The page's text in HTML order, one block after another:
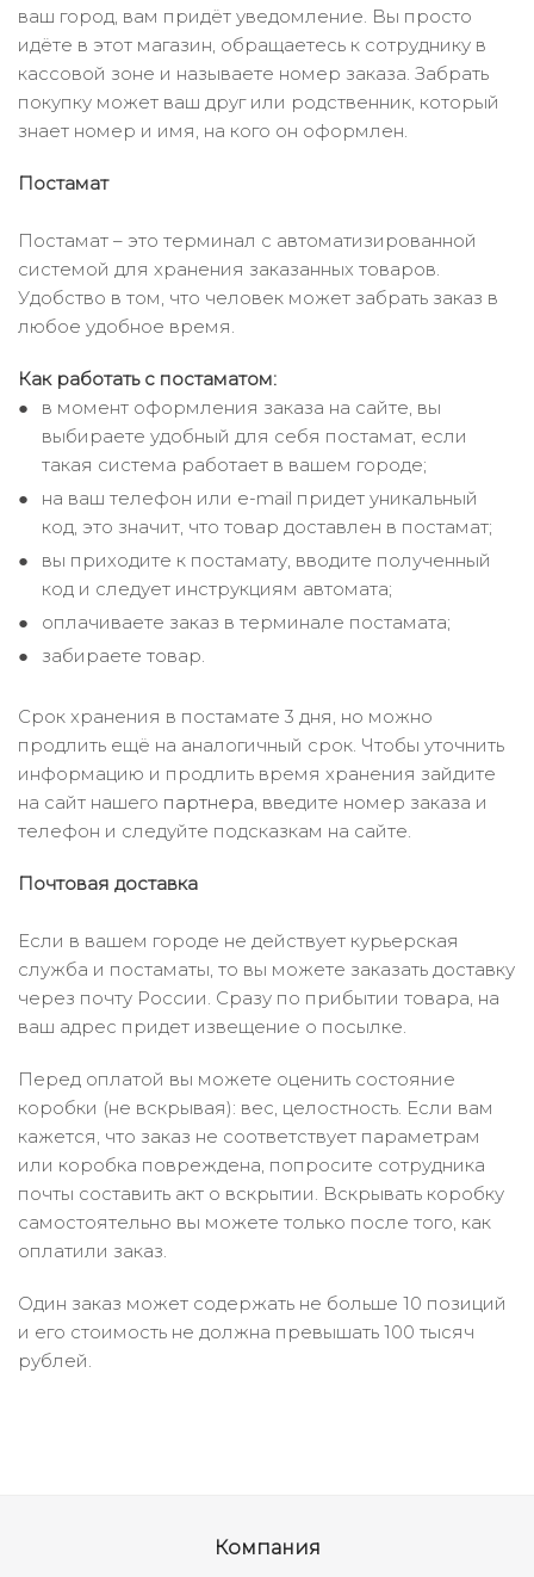
ваш город, вам придёт уведомление. Вы просто
идёте в этот магазин, обращаетесь к сотруднику в
кассовой зоне и называете номер заказа. Забрать
покупку может ваш друг или родственник, который
знает номер и имя, на кого он оформлен.
Постамат
Постамат – это терминал с автоматизированной
системой для хранения заказанных товаров.
Удобство в том, что человек может забрать заказ в
любое удобное время.
Как работать с постаматом:
в момент оформления заказа на сайте, вы
выбираете удобный для себя постамат, если
такая система работает в вашем городе;
на ваш телефон или e-mail придет уникальный
код, это значит, что товар доставлен в постамат;
вы приходите к постамату, вводите полученный
код и следует инструкциям автомата;
оплачиваете заказ в терминале постамата;
забираете товар.
Срок хранения в постамате 3 дня, но можно
продлить ещё на аналогичный срок. Чтобы уточнить
информацию и продлить время хранения зайдите
на сайт нашего партнера, введите номер заказа и
телефон и следуйте подсказкам на сайте.
Почтовая доставка
Если в вашем городе не действует курьерская
служба и постаматы, то вы можете заказать доставку
через почту России. Сразу по прибытии товара, на
ваш адрес придет извещение о посылке.
Перед оплатой вы можете оценить состояние
коробки (не вскрывая): вес, целостность. Если вам
кажется, что заказ не соответствует параметрам
или коробка повреждена, попросите сотрудника
почты составить акт о вскрытии. Вскрывать коробку
самостоятельно вы можете только после того, как
оплатили заказ.
Один заказ может содержать не больше 10 позиций
и его стоимость не должна превышать 100 тысяч
рублей.
Компания